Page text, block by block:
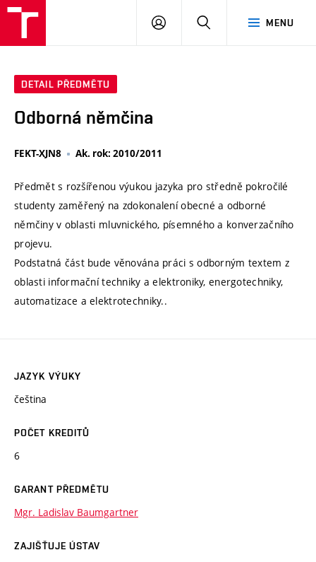
MENU
PŘIHLÁSIT
DETAIL PŘEDMĚTU
Odborná němčina
FEKT-XJN8 Ak. rok: 2010/2011
Předmět s rozšířenou výukou jazyka pro středně pokročilé
studenty zaměřený na zdokonalení obecné a odborné
němčiny v oblasti mluvnického, písemného a konverzačního
projevu.
Podstatná část bude věnována práci s odborným textem z
oblasti informační techniky a elektroniky, energotechniky,
automatizace a elektrotechniky..
JAZYK VÝUKY
čeština
POČET KREDITŮ
6
GARANT PŘEDMĚTU
Mgr. Ladislav Baumgartner
ZAJIŠŤUJE ÚSTAV